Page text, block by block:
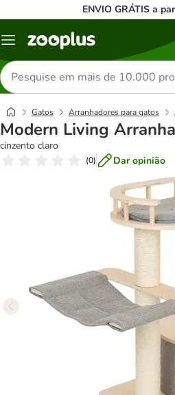
ENVIO GRÁTIS a
Menu
Pesquisar
produtos
Gatos Arranhadores para gatos
Modern Living
cinzento claro
(0) Dar opinião